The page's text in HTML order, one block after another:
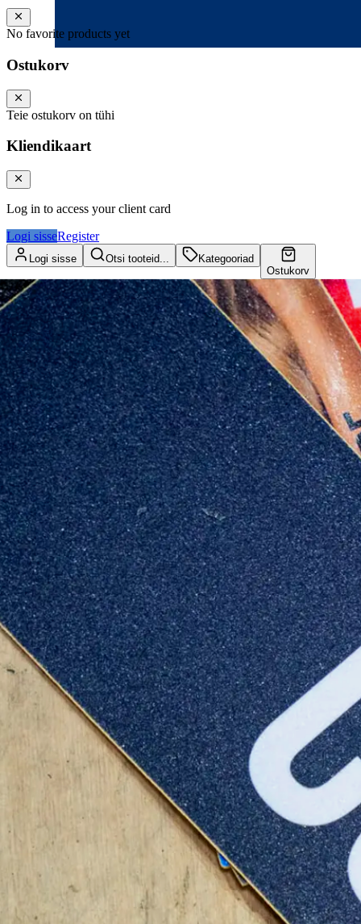
No favorite products yet
Ostukorv
Teie ostukorv on tühi
Kliendikaart
Log in to access your client card
Logi sisseRegister
Logi sisse Otsi tooteid...
Kategooriad
Ostukorv
Kliendikaart